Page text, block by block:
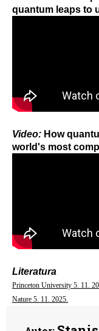
quantum leaps to
Video: How
world's most
Literatura
Princeton University 5. 11.
Nature 5. 11. 2025.